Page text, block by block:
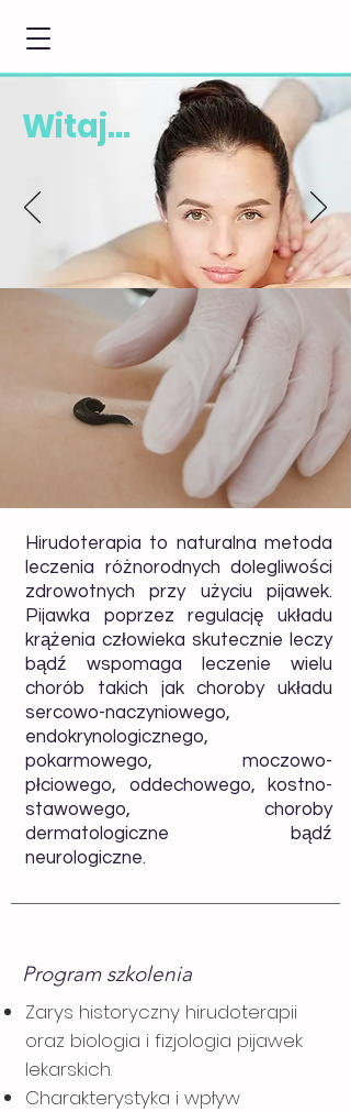
Witaj...
Hirudoterapia to naturalna metoda
leczenia różnorodnych dolegliwości
zdrowotnych przy użyciu pijawek.
Pijawka poprzez regulację układu
krążenia człowieka skutecznie leczy
bądź wspomaga leczenie wielu
chorób takich jak choroby układu
sercowo-naczyniowego,
endokrynologicznego,
pokarmowego, moczowo-
płciowego, oddechowego, kostno-
stawowego, choroby
dermatologiczne bądź
neurologiczne.
Program szkolenia
Zarys historyczny hirudoterapii
oraz biologia i fizjologia pijawek
lekarskich.
Charakterystyka i wpływ